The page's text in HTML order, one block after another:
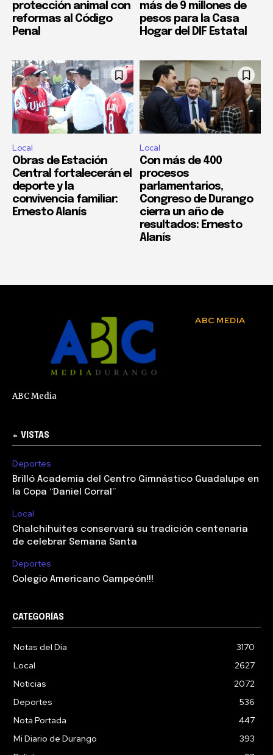
protección animal con
reformas al Código
Penal
más de 9 millones de
pesos para la Casa
Hogar del DIF Estatal
Local
Obras de Estación
Central fortalecerán el
deporte y la
convivencia familiar:
Ernesto Alanís
Local
Con más de 400
procesos
parlamentarios,
Congreso de Durango
cierra un año de
resultados: Ernesto
Alanís
ABC MEDIA
ABC Media
+ VISTAS
Deportes
Brilló Academia del Centro Gimnástico Guadalupe en
la Copa “Daniel Corral”
Local
Chalchihuites conservará su tradición centenaria
de celebrar Semana Santa
Deportes
Colegio Americano Campeón!!!
CATEGORÍAS
Notas del Día
3170
Local
2627
Noticias
2072
Deportes
536
Nota Portada
447
Mi Diario de Durango
393